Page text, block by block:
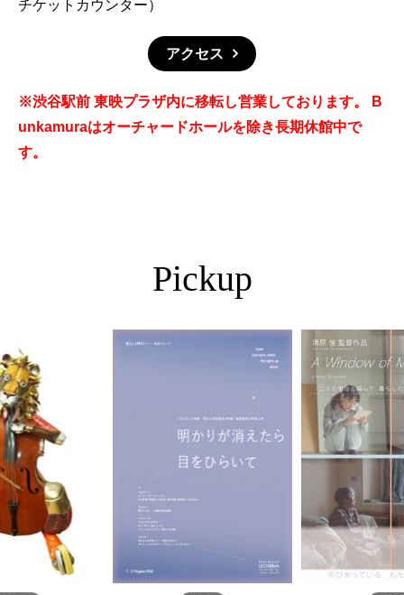
チケットカウンター）
アクセス
※渋谷駅前 東映プラザ内に移転し営業しております。 B
unkamuraはオーチャードホールを除き長期休館中で
す。
Pickup